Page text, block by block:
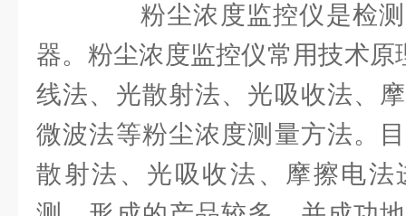
粉尘浓度监控仪是检测
器。粉尘浓度监控仪常用技术
线法、光散射法、光吸收法、
微波法等粉尘浓度测量方法。
散射法、光吸收法、摩擦电法